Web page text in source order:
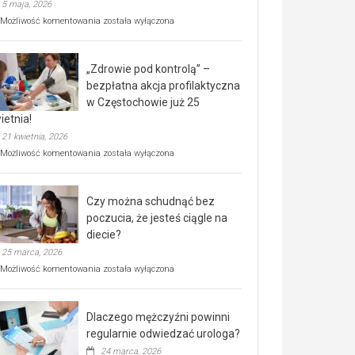
5 maja, 2026
Możliwość komentowania Rusza
rehabilitacji
dla
seniorów!
została wyłączona
„Zdrowie pod kontrolą” –
bezpłatna akcja profilaktyczna
w Częstochowie już 25
21 kwietnia, 2026
Możliwość komentowania „Zdrowie
bezpłatna
akcja
profilaktyczna
w
już
kwietnia!
została wyłączona
Czy można schudnąć bez
poczucia, że jesteś ciągle na
diecie?
25 marca, 2026
Możliwość komentowania Czy
poczucia,
że
została wyłączona
Dlaczego mężczyźni powinni
regularnie odwiedzać urologa?
24 marca, 2026